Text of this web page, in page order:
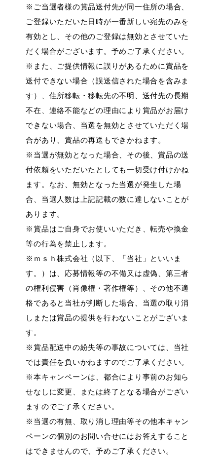
※ご当選者様の賞品送付先が同一住所の場合、
ご登録いただいた日時が一番新しい宛先のみを
有効とし、その他のご登録は無効とさせていた
だく場合がございます。予めご了承ください。
※また、ご提供情報に誤りがあるために賞品を
送付できない場合（誤送信された場合を含みま
す）、住所移転・移転先の不明、送付先の長期
不在、連絡不能などの理由により賞品がお届け
できない場合、当選を無効とさせていただく場
合があり、賞品の再送もできかねます。
※当選が無効となった場合、その後、賞品の送
付依頼をいただいたとしても一切受け付けかね
ます。なお、無効となった当選が発生した場
合、当選人数は上記記載の数に達しないことが
あります。
※賞品はご自身でお使いいただき、転売や換金
等の行為を禁止します。
※ｍｓｈ株式会社（以下、「当社」といいま
す。）は、応募情報等の不備又は虚偽、第三者
の権利侵害（肖像権・著作権等）、その他不適
格であると当社が判断した場合、当選の取り消
しまたは賞品の提供を行わないことがございま
す。
※賞品配送中の紛失等の事故については、当社
では責任を負いかねますのでご了承ください。
※本キャンペーンは、都合により事前のお知ら
せなしに変更、または終了となる場合がござい
ますのでご了承ください。
※当選の有無、取り消し理由等その他本キャン
ペーンの個別のお問い合せにはお答えすること
はできませんので、予めご了承ください。